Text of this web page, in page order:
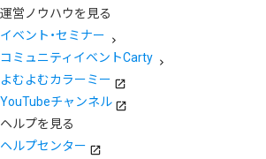
運営ノウハウを見る
イベント・セミナー
コミュニティイベントCarty
よむよむカラーミー
YouTubeチャンネル
ヘルプを見る
ヘルプセンター